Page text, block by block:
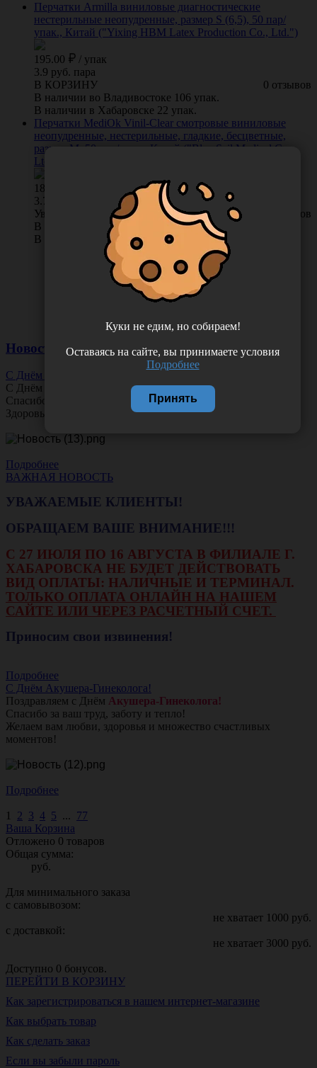
Перчатки Armilla виниловые диагностические
нестерильные неопудренные, размер S (6,5), 50 пар/
упак., Китай ("Yixing HBM Latex Production Co., Ltd.")
195.00 / упак
3.9 руб. пара
0 отзывов
В КОРЗИНУ
В наличии во Владивостоке 106 упак.
В наличии в Хабаровске 22 упак.
Перчатки MediOk Vinil-Clear смотровые виниловые
неопудренные, нестерильные, гладкие, бесцветные,
размер M, 50 пар/упак., Китай ("Blue Sail Medical Co.,
Ltd.") BSV40CL-1-M
189.00
3.78 руб. пара
0 отзывов
Уведомить о поступлении
В наличии во Владивостоке 0 упак.
В наличии в Хабаровске 27 упак.
Новости
С Днём Офтальмолога!
С Днём
Спасибо за ясное зрение и заботу о пациентах.
Здоровья вам и новых профессиональных побед!
Подробнее
ВАЖНАЯ НОВОСТЬ
УВАЖАЕМЫЕ КЛИЕНТЫ!
ОБРАЩАЕМ ВАШЕ ВНИМАНИЕ!!!
С 27 ИЮЛЯ ПО 16 АВГУСТА В ФИЛИАЛЕ Г.
ХАБАРОВСКА НЕ БУДЕТ ДЕЙСТВОВАТЬ
ВИД ОПЛАТЫ: НАЛИЧНЫЕ И ТЕРМИНАЛ.
ТОЛЬКО ОПЛАТА ОНЛАЙН НА НАШЕМ
САЙТЕ ИЛИ ЧЕРЕЗ РАСЧЕТНЫЙ СЧЕТ.
Приносим свои извинения!
Подробнее
С Днём Акушера-Гинеколога!
Поздравляем с Днём Акушера-Гинеколога!
Спасибо за ваш труд, заботу и тепло!
Желаем вам любви, здоровья и множество счастливых
моментов!
Подробнее
1 2 3 4 5 ... 77
Ваша Корзина
Отложено 0 товаров
Общая сумма:
руб.
Для минимального заказа
с самовывозом:
не хватает 1000 руб.
с доставкой:
не хватает 3000 руб.
Доступно 0 бонусов.
ПЕРЕЙТИ В КОРЗИНУ
Как зарегистрироваться в нашем интернет-магазине
Как выбрать товар
Как сделать заказ
Если вы забыли пароль
Куки не едим, но собираем!
Оставаясь на сайте, вы принимаете условия
Подробнее
Принять